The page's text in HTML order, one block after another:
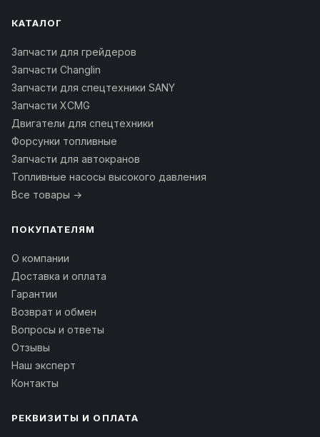
КАТАЛОГ
Запчасти для грейдеров
Запчасти Changlin
Запчасти для спецтехники SANY
Запчасти XCMG
Двигатели для спецтехники
Форсунки топливные
Запчасти для автокранов
Топливные насосы высокого давления
Все товары →
ПОКУПАТЕЛЯМ
О компании
Доставка и оплата
Гарантии
Возврат и обмен
Вопросы и ответы
Отзывы
Наш эксперт
Контакты
РЕКВИЗИТЫ И ОПЛАТА